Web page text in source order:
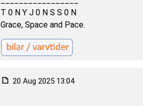
T 0 N Y J 0 N S S 0 N
Grace, Space and Pace.
20 Aug 2025 13:04